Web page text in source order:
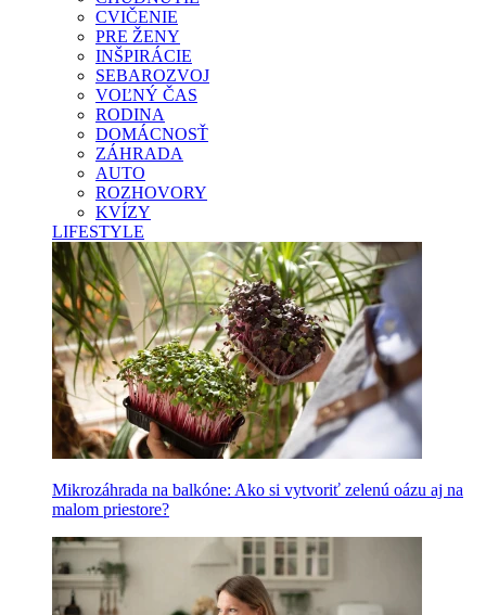
CVIČENIE
PRE ŽENY
INŠPIRÁCIE
SEBAROZVOJ
VOĽNÝ ČAS
RODINA
DOMÁCNOSŤ
ZÁHRADA
AUTO
ROZHOVORY
KVÍZY
LIFESTYLE
Mikrozáhrada na balkóne: Ako si vytvoriť zelenú oázu aj na
malom priestore?